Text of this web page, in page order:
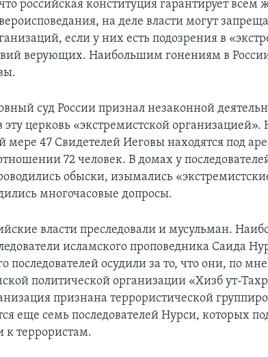
российская конституция гарантирует всем
на деле власти могут
если у них есть подозрения в
верующих. Наибольшим гонениям в
суд России признал незаконной
церковь «экстремистской
47 Свидетелей Иеговы находятся под
72 человек. В домах у
обыски, изымались
многочасовые допросы.
власти преследовали и мусульман.
исламского проповедника Саида
последователей осудили за то, что они, по
политической организации «Хизб ут-
признана террористической
еще семь последователей Нурси, которых
к террористам.